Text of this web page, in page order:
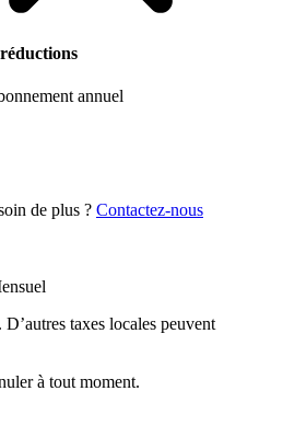
annuel
de plus ? Contactez-nous
D’autres taxes locales peuvent
à tout moment.